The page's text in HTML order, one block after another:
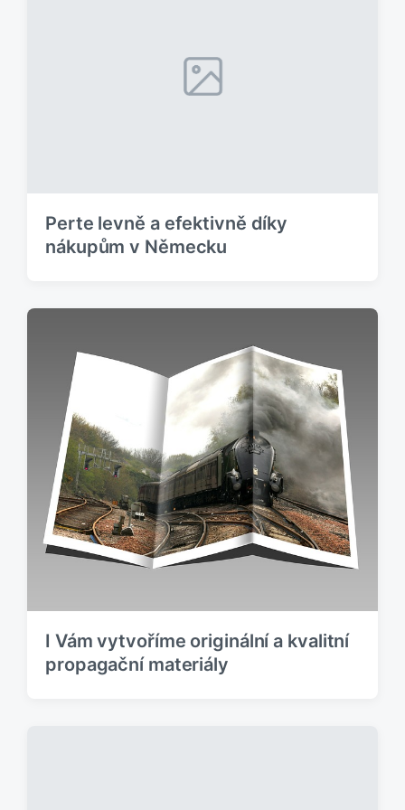
Perte levně a efektivně díky
nákupům v Německu
I Vám vytvoříme originální a kvalitní
propagační materiály